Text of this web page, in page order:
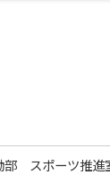
部 スポーツ推進